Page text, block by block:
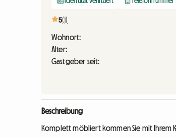
5(1)
Wohnort:
Alter:
Gastgeber seit:
Beschreibung
Komplett möbliert kommen Sie mit Ihrem